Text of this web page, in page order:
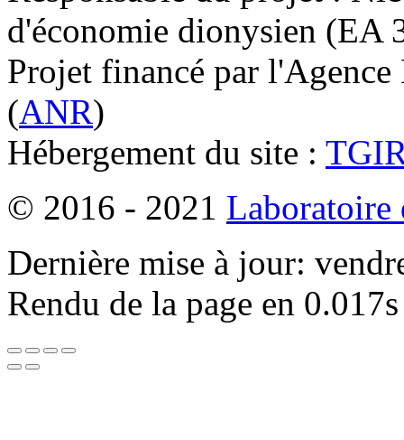
d'économie dionysien
Projet financé par l'Agence
(ANR)
Hébergement du site :
© 2016 - 2021 Laboratoire
Dernière mise à jour:
Rendu de la page en 0.017s